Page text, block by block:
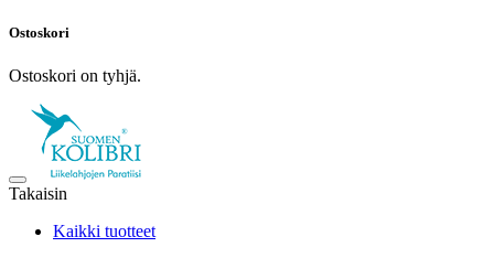
Ostoskori
Ostoskori on tyhjä.
Takaisin
Kaikki tuotteet